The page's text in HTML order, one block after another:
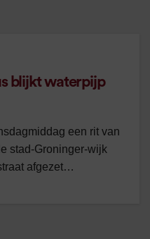
blijkt waterpijp
een rit van
stad-Groninger-wijk
afgezet…